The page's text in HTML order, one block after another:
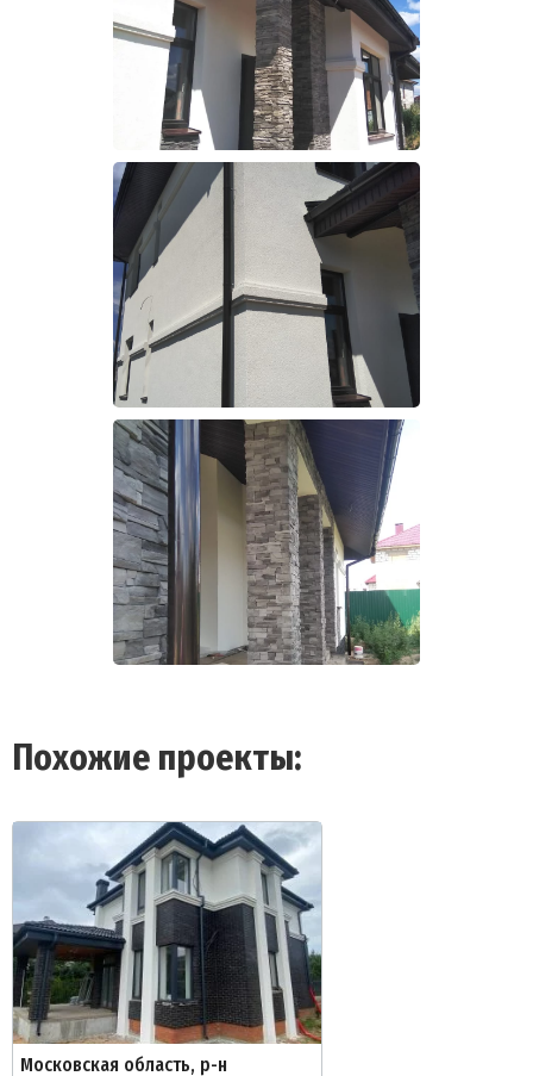
Похожие проекты:
Московская область, р-н